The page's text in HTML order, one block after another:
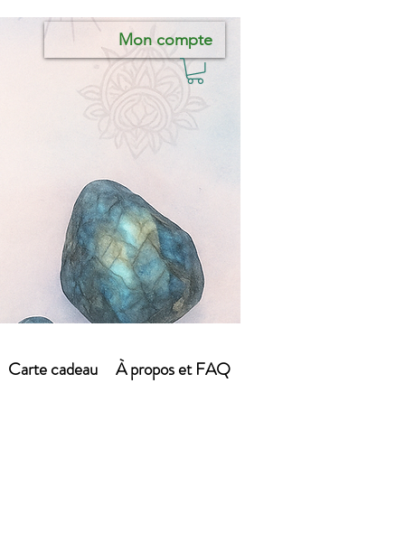
Mon compte
Carte cadeau À propos et FAQ